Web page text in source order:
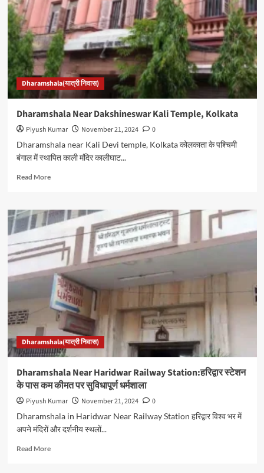
कम
कीमत
पर
अच्छी
व्
सुविधापूर्ण
धर्मशालाये
Dharamshala(यात्री निवास)
Dharamshala Near Dakshineswar Kali Temple, Kolkata
Piyush Kumar November 21, 2024
0
Dharamshala near Kali Devi temple, Kolkata कोलकाता के पश्चिमी
बंगाल में स्थापित काली मंदिर कालीघाट...
Read MoreRead
Dharamshala
Near
Dakshineswar
Kali
Temple,
Kolkata
Dharamshala(यात्री निवास)
Dharamshala Near Haridwar Railway Station:हरिद्वार स्टेशन
के पास कम कीमत पर सुविधापूर्ण धर्मशाला
Piyush Kumar November 21, 2024
0
Dharamshala in Haridwar Near Railway Station हरिद्वार विश्व भर में
अपने मंदिरों और दर्शनीय स्थलों...
Read MoreRead